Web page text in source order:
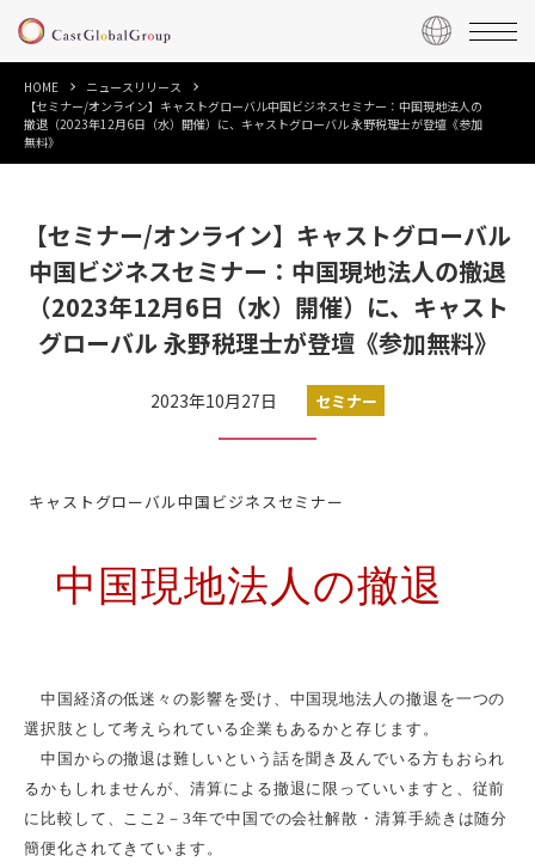
HOME
ニュースリリース
【セミナー/オンライン】キャストグローバル中国ビジネスセミナー：中国現地法人の
撤退（2023年12月6日（水）開催）に、キャストグローバル 永野税理士が登壇《参加
無料》
【セミナー/オンライン】キャストグローバル
中国ビジネスセミナー：中国現地法人の撤退
（2023年12月6日（水）開催）に、キャスト
グローバル 永野税理士が登壇《参加無料》
2023年10月27日 セミナー
キャストグローバル中国ビジネスセミナー
中国現地法人の撤退
中国経済の低迷々の影響を受け、中国現地法人の撤退を一つの
選択肢として考えられている企業もあるかと存じます。
中国からの撤退は難しいという話を聞き及んでいる方もおられ
るかもしれませんが、清算による撤退に限っていいますと、従前
に比較して、ここ2－3年で中国での会社解散・清算手続きは随分
簡便化されてきています。